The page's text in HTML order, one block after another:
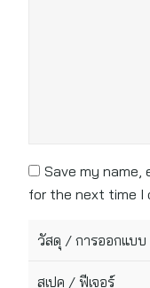
Save my name,
for the next time I
วัสดุ / การออกแบบ
สเปค / ฟีเจอร์